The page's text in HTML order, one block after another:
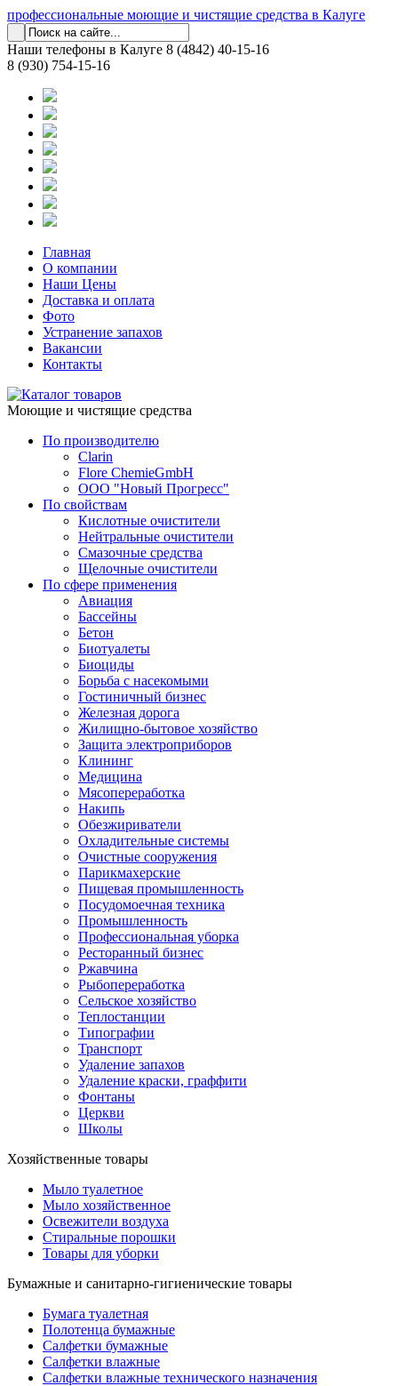
профессиональные моющие и чистящие средства в Калуге
Наши телефоны в Калуге 8 (4842) 40-15-16
8 (930) 754-15-16
Главная
О компании
Наши Цены
Доставка и оплата
Фото
Устранение запахов
Вакансии
Контакты
Моющие и чистящие средства
По производителю
Clarin
Flore ChemieGmbH
ООО "Новый Прогресс"
По свойствам
Кислотные очистители
Нейтральные очистители
Смазочные средства
Щелочные очистители
По сфере применения
Авиация
Бассейны
Бетон
Биотуалеты
Биоциды
Борьба с насекомыми
Гостиничный бизнес
Железная дорога
Жилищно-бытовое хозяйство
Защита электроприборов
Клининг
Медицина
Мясопереработка
Накипь
Обезжириватели
Охладительные системы
Очистные сооружения
Парикмахерские
Пищевая промышленность
Посудомоечная техника
Промышленность
Профессиональная уборка
Ресторанный бизнес
Ржавчина
Рыбопереработка
Сельское хозяйство
Теплостанции
Типографии
Транспорт
Удаление запахов
Удаление краски, граффити
Фонтаны
Церкви
Школы
Хозяйственные товары
Мыло туалетное
Мыло хозяйственное
Освежители воздуха
Стиральные порошки
Товары для уборки
Бумажные и санитарно-гигиенические товары
Бумага туалетная
Полотенца бумажные
Салфетки бумажные
Салфетки влажные
Салфетки влажные технического назначения